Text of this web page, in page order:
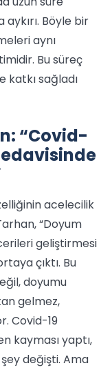
aykırı. Böyle bir
aynı
Bu süreç
katkı sağladı
“Covid-
acelecilik
“Doyum
geliştirmesi
çıktı. Bu
doyumu
gelmez,
Covid-19
kayması yaptı,
değişti. Ama